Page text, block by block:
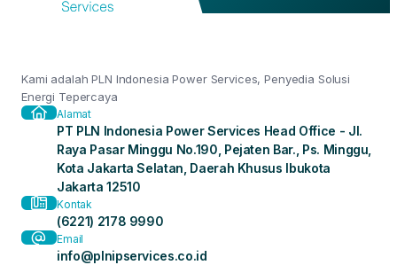
Kami adalah PLN Indonesia Power Services, Penyedia Solusi
Energi Tepercaya
Alamat
PT PLN Indonesia Power Services Head Office - Jl.
Raya Pasar Minggu No.190, Pejaten Bar., Ps. Minggu,
Kota Jakarta Selatan, Daerah Khusus Ibukota
Jakarta 12510
Kontak
(6221) 2178 9990
Email
info@plnipservices.co.id